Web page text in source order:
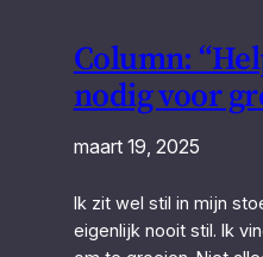
Column:
nodig voor
maart 19, 2025
Ik zit wel stil in mijn
eigenlijk nooit stil. Ik